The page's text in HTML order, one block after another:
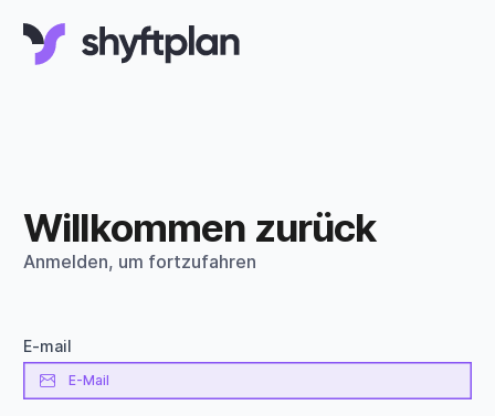
Willkommen zurück
Anmelden, um fortzufahren
E-mail